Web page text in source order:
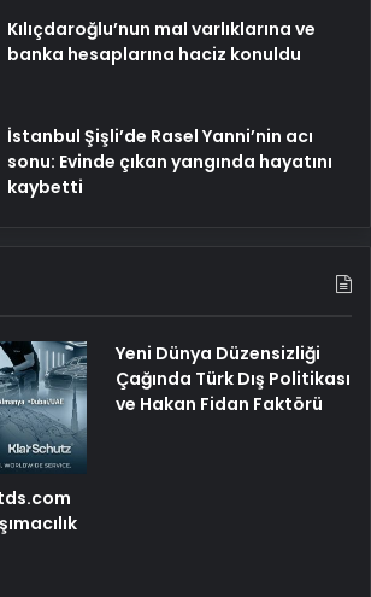
Kılıçdaroğlu’nun mal varlıklarına ve
banka hesaplarına haciz konuldu
İstanbul Şişli’de Rasel Yanni’nin acı
sonu: Evinde çıkan yangında hayatını
kaybetti
Yeni Dünya Düzensizliği
Çağında Türk Dış Politikası
ve Hakan Fidan Faktörü